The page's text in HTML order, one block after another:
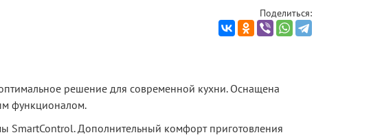
Поделиться:
решение для современной кухни. Оснащена
функционалом.
SmartControl. Дополнительный комфорт приготовления